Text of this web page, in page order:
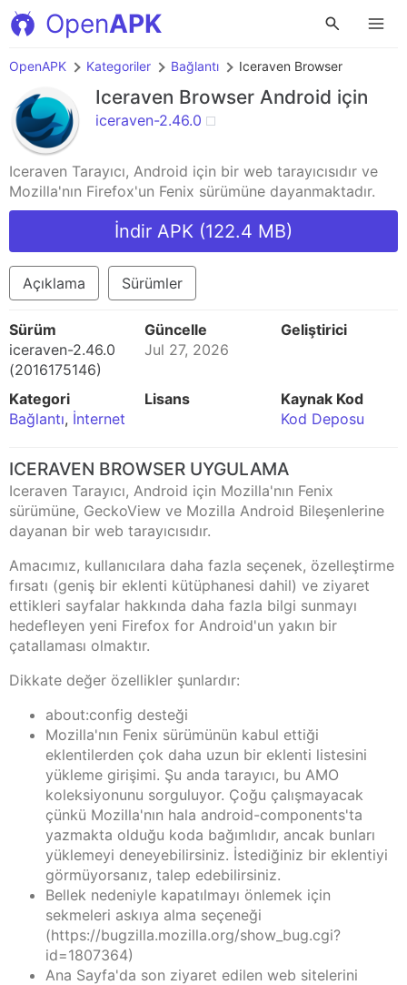
OpenAPK
OpenAPK Kategoriler Bağlantı Iceraven Browser
Iceraven Browser Android için
iceraven-2.46.0
Iceraven Tarayıcı, Android için bir web tarayıcısıdır ve
Mozilla'nın Firefox'un Fenix sürümüne dayanmaktadır.
İndir APK (122.4 MB)
Açıklama Sürümler
Sürüm
iceraven-2.46.0
(2016175146)
Güncelle
Jul 27, 2026
Geliştirici
Kategori
Bağlantı, İnternet
Lisans
Kaynak Kod
Kod Deposu
ICERAVEN BROWSER UYGULAMA
Iceraven Tarayıcı, Android için Mozilla'nın Fenix
sürümüne, GeckoView ve Mozilla Android Bileşenlerine
dayanan bir web tarayıcısıdır.
Amacımız, kullanıcılara daha fazla seçenek, özelleştirme
fırsatı (geniş bir eklenti kütüphanesi dahil) ve ziyaret
ettikleri sayfalar hakkında daha fazla bilgi sunmayı
hedefleyen yeni Firefox for Android'un yakın bir
çatallaması olmaktır.
Dikkate değer özellikler şunlardır:
about:config desteği
Mozilla'nın Fenix sürümünün kabul ettiği
eklentilerden çok daha uzun bir eklenti listesini
yükleme girişimi. Şu anda tarayıcı, bu AMO
koleksiyonunu sorguluyor. Çoğu çalışmayacak
çünkü Mozilla'nın hala android-components'ta
yazmakta olduğu koda bağımlıdır, ancak bunları
yüklemeyi deneyebilirsiniz. İstediğiniz bir eklentiyi
görmüyorsanız, talep edebilirsiniz.
Bellek nedeniyle kapatılmayı önlemek için
sekmeleri askıya alma seçeneği
(https://bugzilla.mozilla.org/show_bug.cgi?
id=1807364)
Ana Sayfa'da son ziyaret edilen web sitelerini